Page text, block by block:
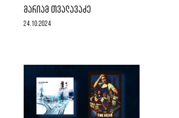
ᲛᲐᲠᲘᲐᲛ ᲗᲕᲐᲚᲐᲕᲐᲫᲔ
24.10.2024